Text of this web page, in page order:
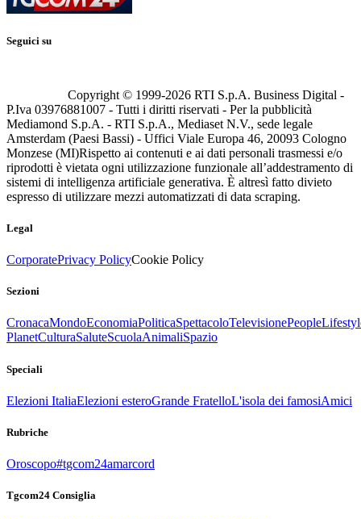
Seguici su
Copyright © 1999-2026 RTI S.p.A. Business Digital -
P.Iva 03976881007 - Tutti i diritti riservati - Per la pubblicità
Mediamond S.p.A. - RTI S.p.A., Mediaset N.V., sede legale
Amsterdam (Paesi Bassi) - Uffici Viale Europa 46, 20093 Cologno
Monzese (MI)Rispetto ai contenuti e ai dati personali trasmessi e/o
riprodotti è vietata ogni utilizzazione funzionale all’addestramento di
sistemi di intelligenza artificiale generativa. È altresì fatto divieto
espresso di utilizzare mezzi automatizzati di data scraping.
Legal
CorporatePrivacy PolicyCookie Policy
Sezioni
CronacaMondoEconomiaPoliticaSpettacoloTelevisionePeople
PlanetCulturaSaluteScuolaAnimaliSpazio
Speciali
Elezioni ItaliaElezioni esteroGrande FratelloL'isola dei famosiAmici
Rubriche
Oroscopo#tgcom24amarcord
Tgcom24 Consiglia